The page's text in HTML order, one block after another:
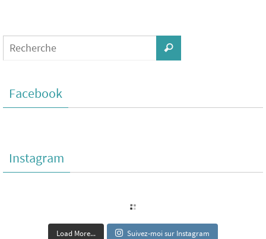
Facebook
Instagram
Load More... Suivez-moi sur Instagram